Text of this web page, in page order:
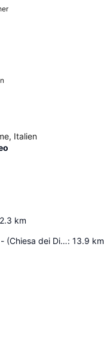
Italien
km
Chiesa della Madonna di Costantinopoli - (Chiesa dei Diavoli): 13.9 km